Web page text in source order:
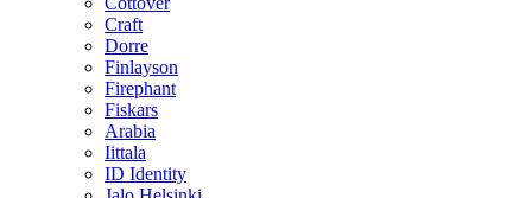
Craft
Dorre
Finlayson
Firephant
Fiskars
Arabia
Iittala
ID Identity